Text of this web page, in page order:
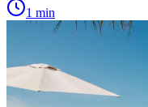
1 min